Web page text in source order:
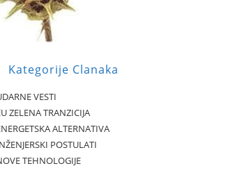
Kategorije Clanaka
VESTI
ZELENA TRANZICIJA
ALTERNATIVA
POSTULATI
TEHNOLOGIJE